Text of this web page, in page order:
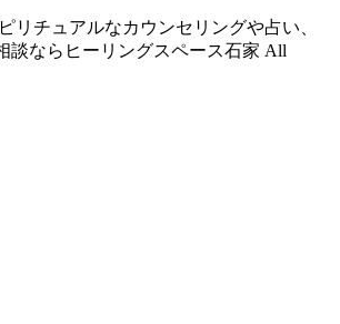
リチュアルなカウンセリングや占い、
談ならヒーリングスペース石家 All